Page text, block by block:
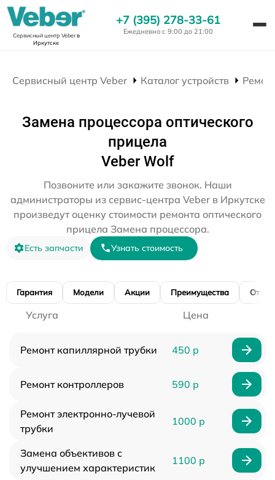
Сервисный центр Veberв
Иркутске
+7 (395) 278-33-61
Ежедневно с 9:00 до 21:00
Сервисный центр Veber Каталог устройств
Замена процессора оптического
прицела
Veber Wolf
Позвоните или закажите звонок. Наши
администраторы из сервис-центра Veber в Иркутске
произведут оценку стоимости ремонта оптического
прицела Замена процессора.
Есть запчасти Узнать стоимость
Гарантия Модели Акции Преимущества
Услуга Цена
Ремонт капиллярной трубки 450 р
Ремонт контроллеров 590 р
Ремонт электронно-лучевой
трубки
1000 р
Замена объективов с
улучшением характеристик
1100 р